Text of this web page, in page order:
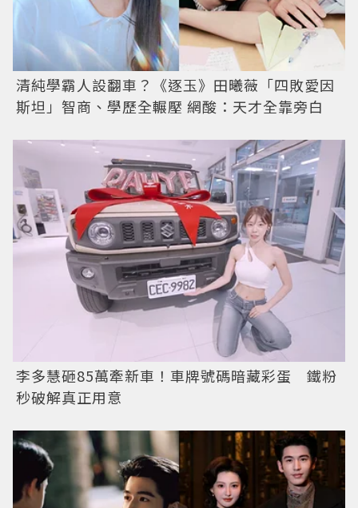
清純學霸人設翻車？《逐玉》田曦薇「四敗愛因
斯坦」智商、學歷全輾壓 網酸：天才全靠旁白
李多慧砸85萬牽新車！車牌號碼暗藏彩蛋 鐵粉
秒破解真正用意